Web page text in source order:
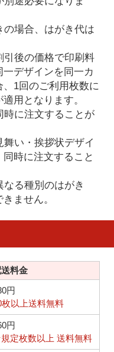
場合、はがき代は
後の価格で印刷料
デザインを同一カ
1回のご利用枚数に
用となります。
に注文することが
い・挨拶状デザイ
時に注文すること
る種別のはがき
ません。
料金
円
枚以上送料無料
円
定枚数以上 送料無料